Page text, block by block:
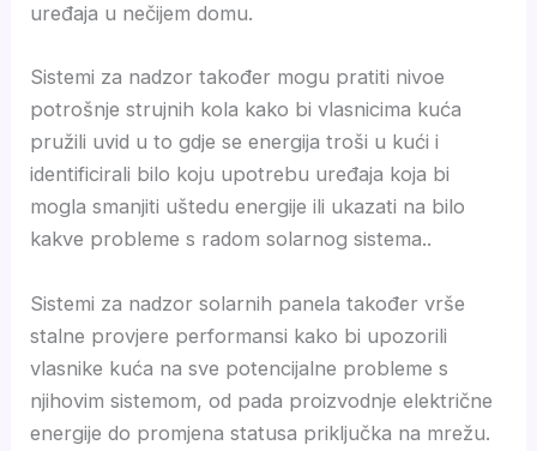
uređaja u nečijem domu.
Sistemi za nadzor također mogu pratiti nivoe
potrošnje strujnih kola kako bi vlasnicima kuća
pružili uvid u to gdje se energija troši u kući i
identificirali bilo koju upotrebu uređaja koja bi
mogla smanjiti uštedu energije ili ukazati na bilo
kakve probleme s radom solarnog sistema..
Sistemi za nadzor solarnih panela također vrše
stalne provjere performansi kako bi upozorili
vlasnike kuća na sve potencijalne probleme s
njihovim sistemom, od pada proizvodnje električne
energije do promjena statusa priključka na mrežu.